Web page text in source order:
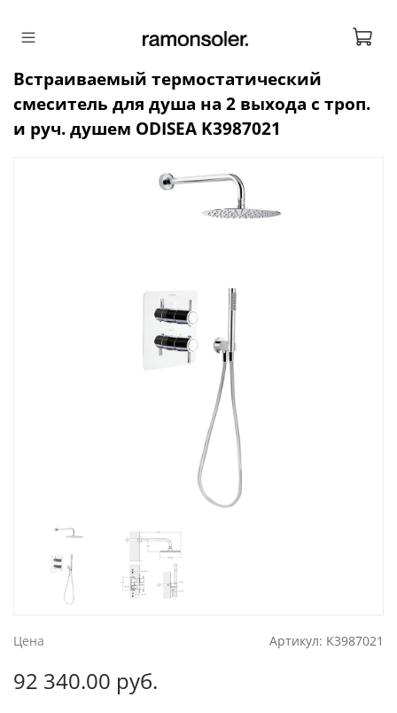
Цена Артикул: K3987021
Встраиваемый термостатический
смеситель для душа на 2 выхода с троп.
и руч. душем ODISEA K3987021
92 340.00 руб.